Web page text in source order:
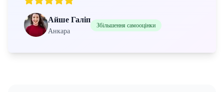
Айше Галіп
Анкара
Збільшення самооцінки